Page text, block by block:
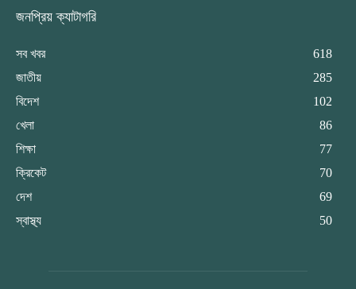
জনপ্রিয় ক্যাটাগরি
সব খবর
618
জাতীয়
285
বিদেশ
102
খেলা
86
শিক্ষা
77
ক্রিকেট
70
দেশ
69
স্বাস্থ্য
50